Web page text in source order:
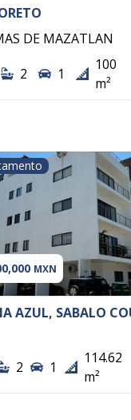
DE MAZATLAN
2 1
100
m²
MXN
AZUL, SABALO
2 1
114.62
m²